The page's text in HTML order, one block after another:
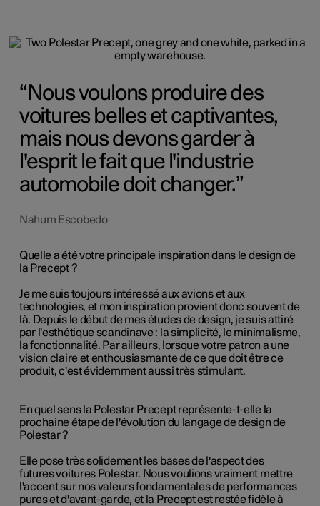
Nous voulons produire des
voitures belles et captivantes,
mais nous devons garder à
l'esprit le fait que l'industrie
automobile doit changer.
Nahum Escobedo
Quelle a été votre principale inspiration dans le design de
la Precept ?
Je me suis toujours intéressé aux avions et aux
technologies, et mon inspiration provient donc souvent de
là. Depuis le début de mes études de design, je suis attiré
par l'esthétique scandinave : la simplicité, le minimalisme,
la fonctionnalité. Par ailleurs, lorsque votre patron a une
vision claire et enthousiasmante de ce que doit être ce
produit, c'est évidemment aussi très stimulant.
En quel sens la Polestar Precept représente-t-elle la
prochaine étape de l'évolution du langage de design de
Polestar ?
Elle pose très solidement les bases de l'aspect des
futures voitures Polestar. Nous voulions vraiment mettre
l'accent sur nos valeurs fondamentales de performances
pures et d'avant-garde, et la Precept est restée fidèle à